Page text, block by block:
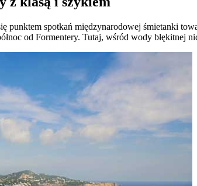
punktem spotkań międzynarodowej śmietanki
od Formentery. Tutaj, wśród wody błękitnej